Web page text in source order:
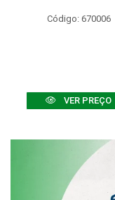
Código: 670006
VER PREÇO